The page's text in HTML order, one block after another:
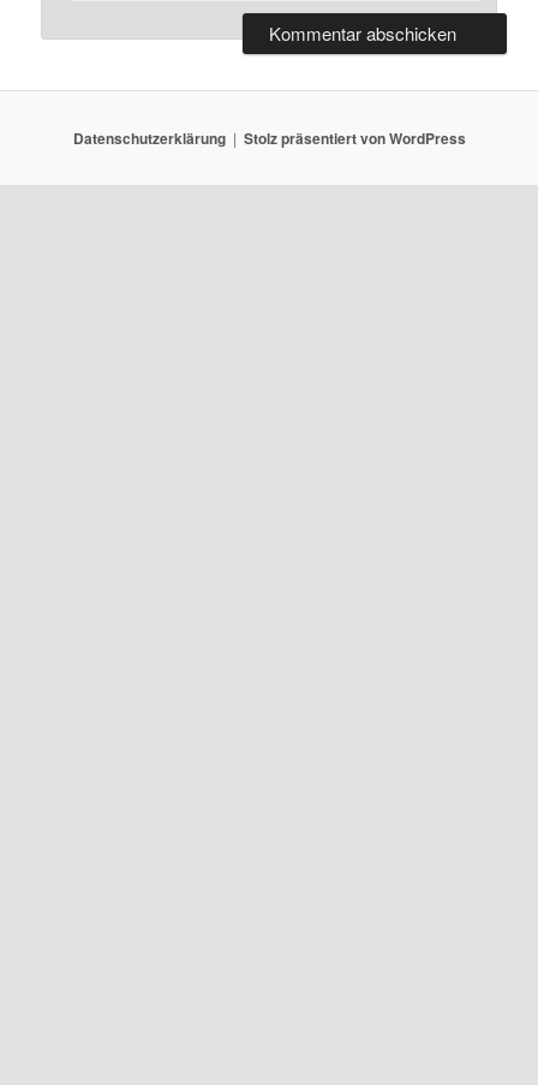
Datenschutzerklärung Stolz präsentiert von WordPress